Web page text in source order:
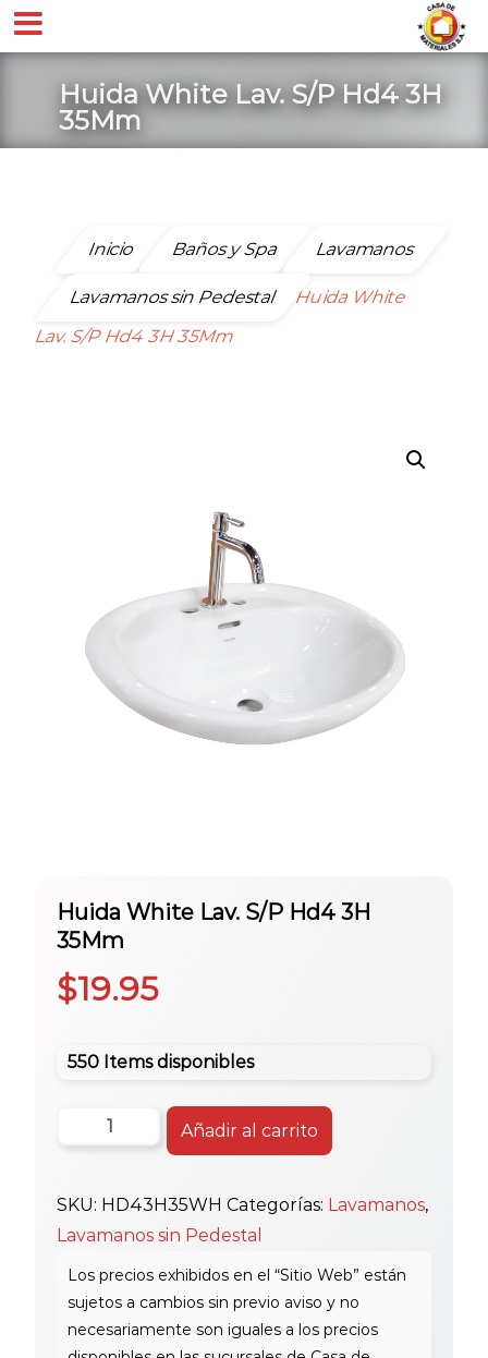
Huida White Lav. S/P Hd4 3H
35Mm
Inicio Baños y Spa Lavamanos
Lavamanos sin Pedestal
Huida White
Lav. S/P Hd4 3H 35Mm
Huida White Lav. S/P Hd4 3H
35Mm
$19.95
550 Items disponibles
Huida
White
S/P
Hd4
3H
35Mm
cantidad
Añadir al carrito
SKU: HD43H35WH Categorías: Lavamanos,
Lavamanos sin Pedestal